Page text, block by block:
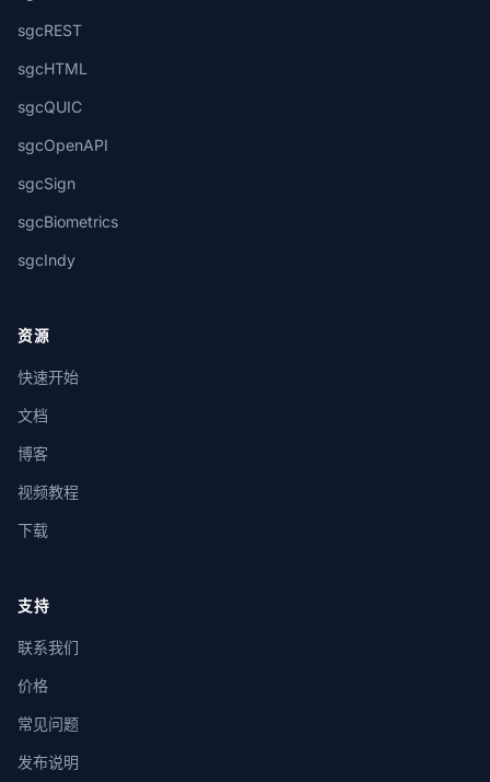
sgcREST
sgcHTML
sgcQUIC
sgcOpenAPI
sgcSign
sgcBiometrics
sgcIndy
资源
快速开始
文档
博客
视频教程
下载
支持
联系我们
价格
常见问题
发布说明